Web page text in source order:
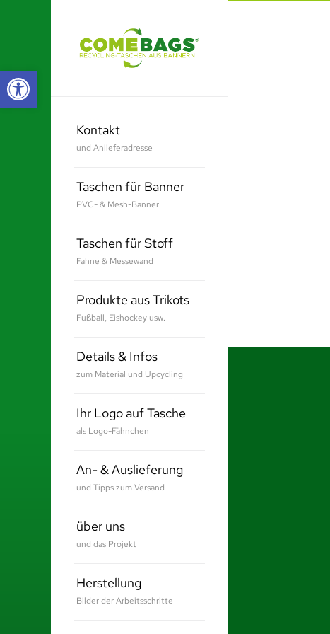
Werkzeugleiste öffnen
Kontakt
und Anlieferadresse
Taschen für Banner
PVC- & Mesh-Banner
Taschen für Stoff
Fahne & Messewand
Produkte aus Trikots
Fußball, Eishockey usw.
Details & Infos
zum Material und Upcycling
Ihr Logo auf Tasche
als Logo-Fähnchen
An- & Auslieferung
und Tipps zum Versand
über uns
und das Projekt
Herstellung
Bilder der Arbeitsschritte